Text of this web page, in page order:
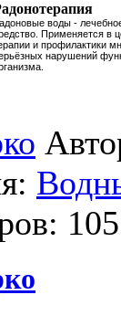
воды -
Применяется в
и профилактики
нарушений